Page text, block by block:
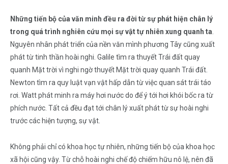
Những tiến bộ của văn minh đều ra đời từ sự phát hiện chân lý
trong quá trình nghiên cứu mọi sự vật tự nhiên xung quanh ta
Nguyên nhân phát triển của nền văn mình phương Tây cũng xuất
phát từ tinh thần hoài nghi. Galile tìm ra thuyết Trái đất quay
quanh Mặt trời vì nghi ngờ thuyết Mặt trời quay quanh Trái đất.
Newton tìm ra quy luật vạn vật hấp dẫn từ việc quan sát trái táo
rơi. Watt phát minh ra máy hơi nước do để ý tới hơi khói bốc ra từ
phích nước. Tất cả đều đạt tới chân lý xuất phát từ sự hoài nghi
trước các hiện tượng, sự vật.
Không phải chỉ có khoa học tự nhiên, những tiến bộ của khoa học
xã hội cũng vậy. Từ chỗ hoài nghi chế độ chiếm hữu nô lệ, nên đã